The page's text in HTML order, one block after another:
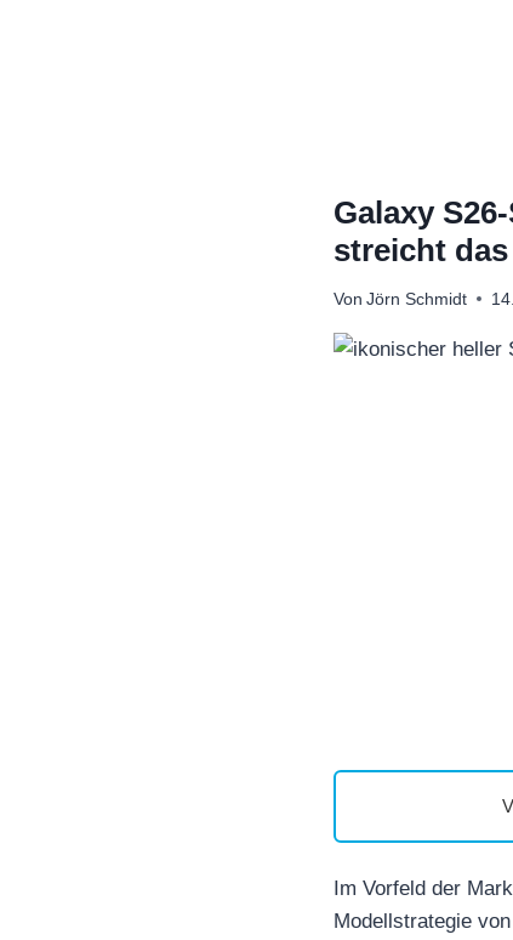
Galaxy
streicht
Von Jörn Schmidt
Im Vorfeld der
Modellstrategie